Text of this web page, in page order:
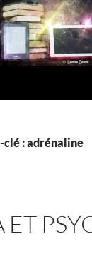
: adrénaline
ET